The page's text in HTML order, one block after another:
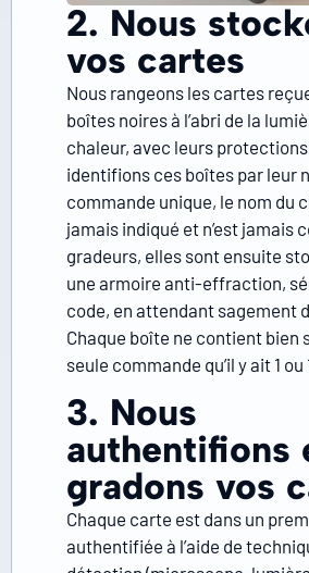
2. Nous
vos cartes
Nous rangeons les cartes
boîtes noires à l’abri de la
chaleur, avec leurs
identifions ces boîtes par leur
commande unique, le nom du
jamais indiqué et n’est jamais
gradeurs, elles sont ensuite
une armoire anti-effraction,
code, en attendant sagement
Chaque boîte ne contient bien
seule commande qu’il y ait 1
3. Nous
authentifions
gradons vos
Chaque carte est dans un
authentifiée à l’aide de